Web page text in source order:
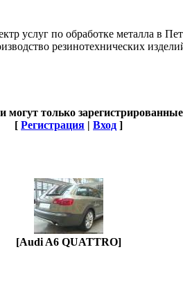
услуг по обработке металла в
резинотехнических
могут только
[ Регистрация | Вход ]
[Audi A6 QUATTRO]